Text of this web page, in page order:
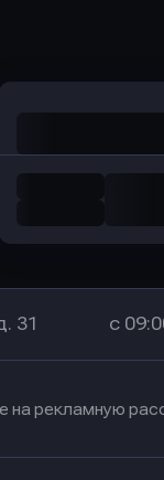
31 с
на рекламную